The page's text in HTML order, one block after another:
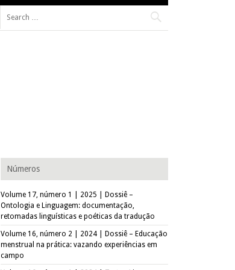
Números
Volume 17, número 1 | 2025 | Dossiê –
Ontologia e Linguagem: documentação,
retomadas linguísticas e poéticas da tradução
Volume 16, número 2 | 2024 | Dossiê – Educação
menstrual na prática: vazando experiências em
campo